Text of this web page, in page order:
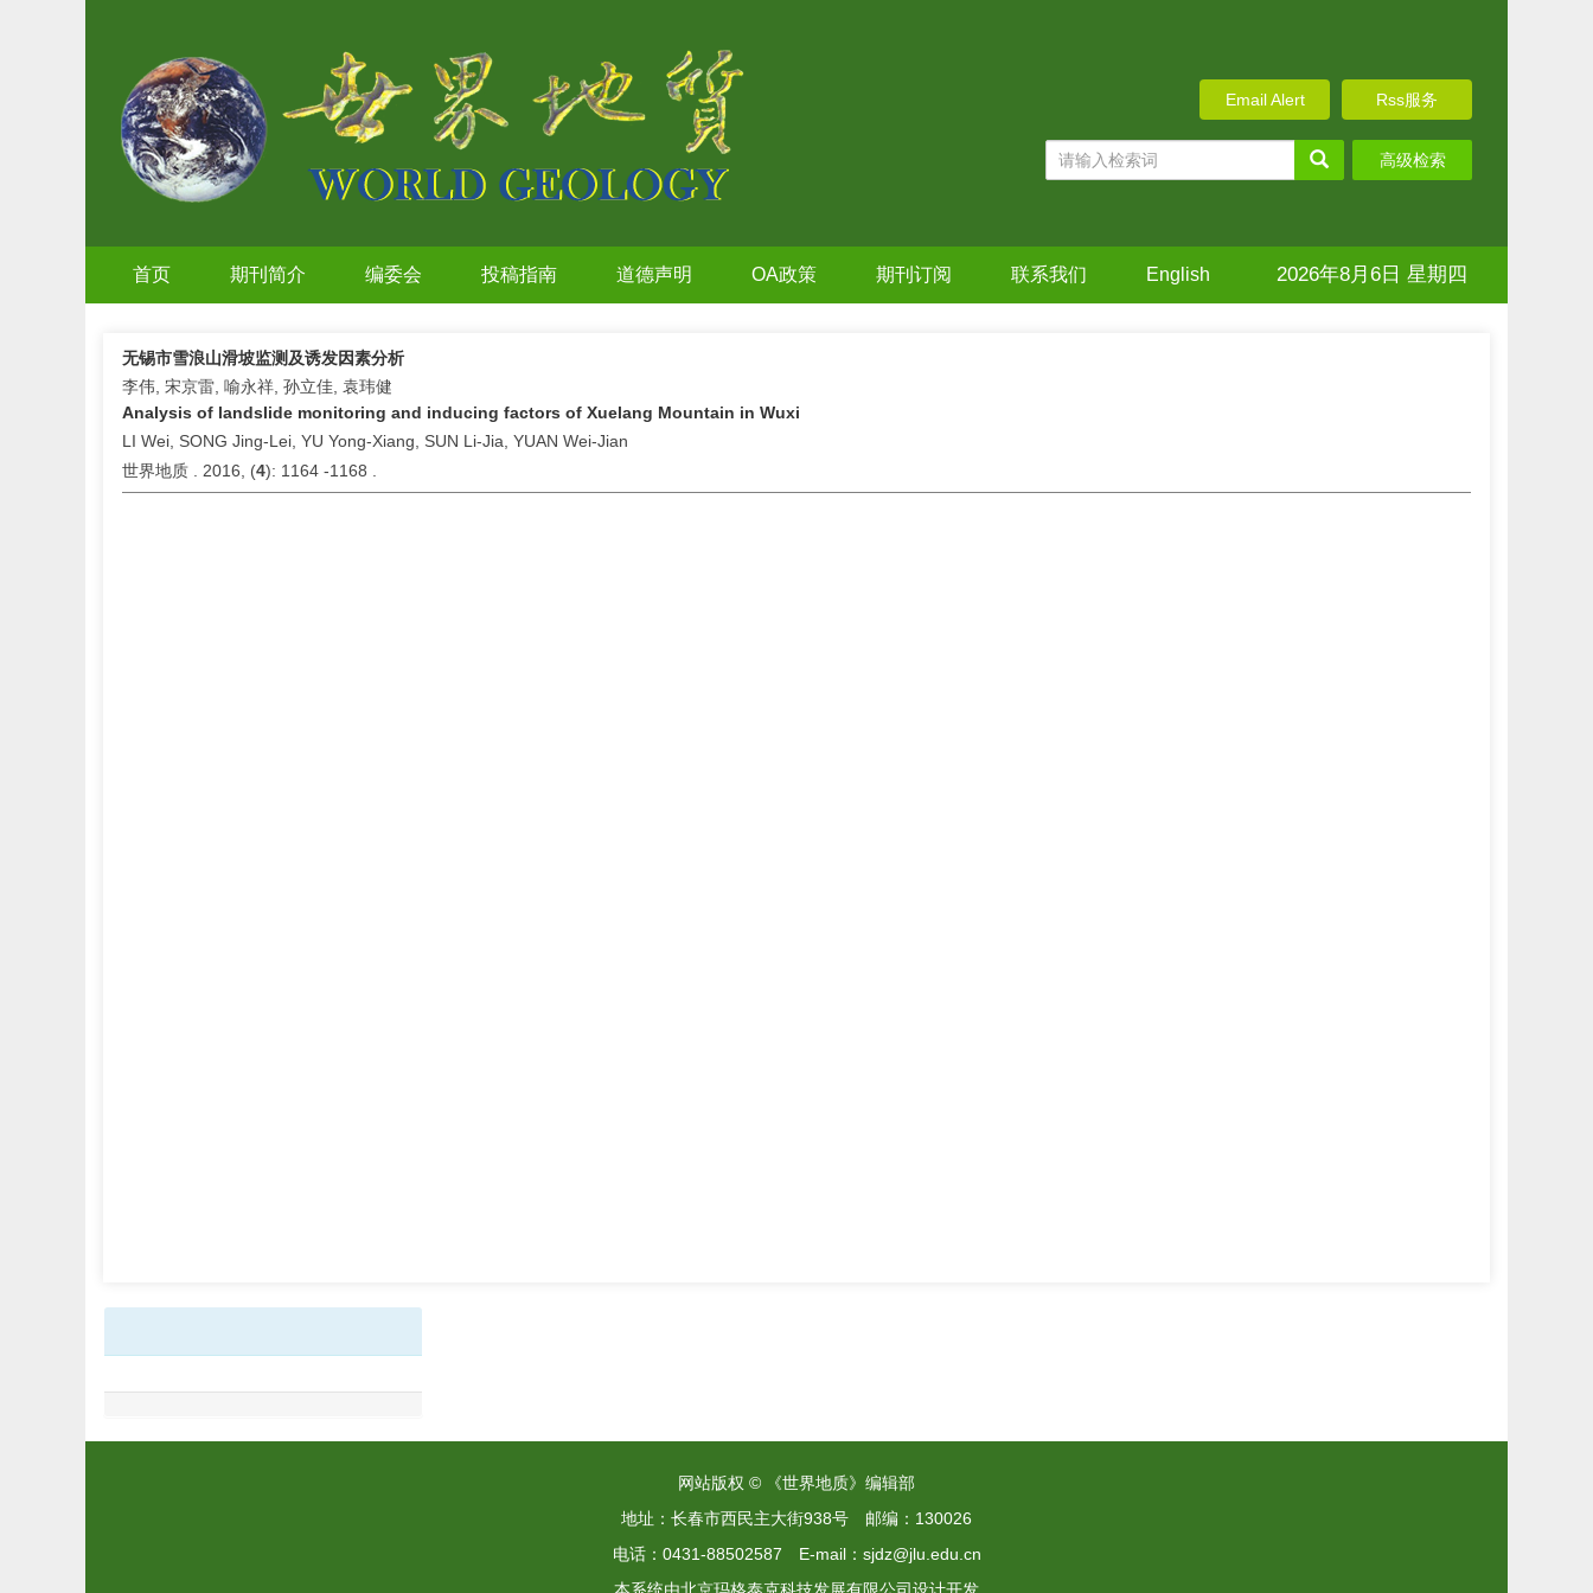
Rss服务
Email Alert
高级检索
首页 期刊简介 编委会 投稿指南 道德声明 OA政策 期刊订阅 联系我们 English 2026年8月6日 星期四
无锡市雪浪山滑坡监测及诱发因素分析
李伟, 宋京雷, 喻永祥, 孙立佳, 袁玮健
Analysis of landslide monitoring and inducing factors of Xuelang Mountain in Wuxi
LI Wei, SONG Jing-Lei, YU Yong-Xiang, SUN Li-Jia, YUAN Wei-Jian
世界地质 . 2016, (4): 1164 -1168 .
网站版权 © 《世界地质》编辑部
地址：长春市西民主大街938号 邮编：130026
电话：0431-88502587 E-mail：sjdz@jlu.edu.cn